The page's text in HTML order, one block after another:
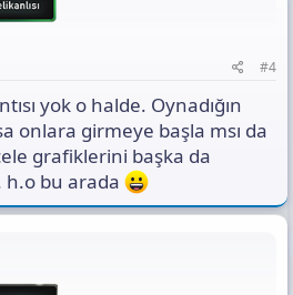
#4
yok o halde. Oynadığın
onlara girmeye başla msı da
grafiklerini başka da
h.o bu arada